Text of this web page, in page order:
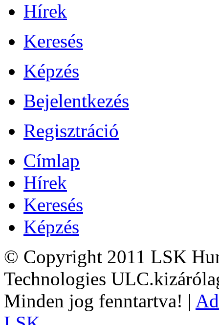
Hírek
Keresés
Képzés
Bejelentkezés
Regisztráció
Címlap
Hírek
Keresés
Képzés
© Copyright 2011 LSK
Technologies
Minden jog fenntartva! |